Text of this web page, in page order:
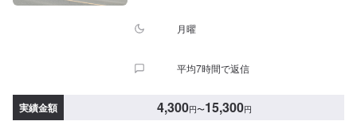
月曜
平均7時間で返信
実績金額 4,300円〜15,300円